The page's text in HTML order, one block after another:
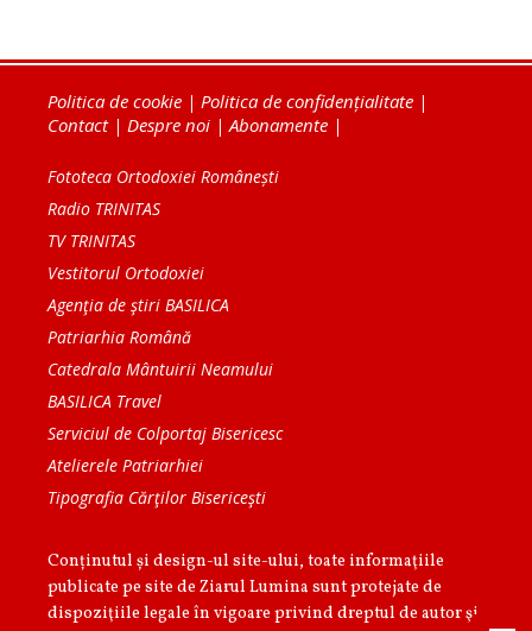
Politica de cookie | Politica de confidențialitate |
Contact| Despre noi | Abonamente |
Fototeca Ortodoxiei Românești
Radio TRINITAS
TV TRINITAS
Vestitorul Ortodoxiei
Agenţia de ştiri BASILICA
Patriarhia Română
Catedrala Mântuirii Neamului
BASILICA Travel
Serviciul de Colportaj Bisericesc
Atelierele Patriarhiei
Tipografia Cărţilor Bisericeşti
Conținutul și design-ul site-ului, toate informaţiile
publicate pe site de Ziarul Lumina sunt protejate de
dispoziţiile legale în vigoare privind dreptul de autor şi